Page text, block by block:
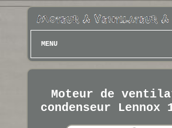
MENU
Moteur de
condenseur Lennox